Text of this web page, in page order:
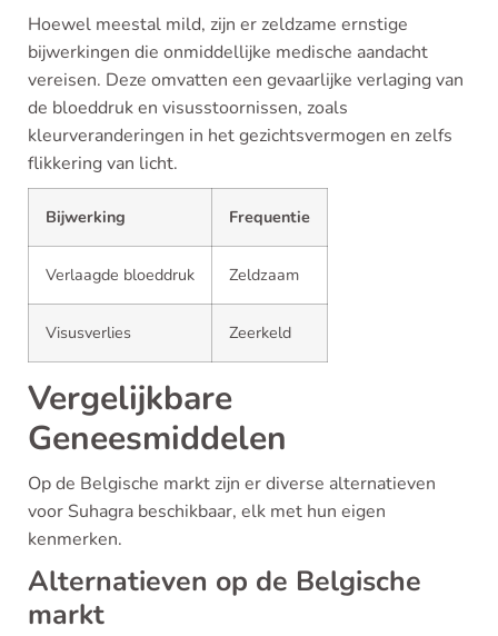
Hoewel meestal mild, zijn er zeldzame ernstige
bijwerkingen die onmiddellijke medische aandacht
vereisen. Deze omvatten een gevaarlijke verlaging van
de bloeddruk en visusstoornissen, zoals
kleurveranderingen in het gezichtsvermogen en zelfs
flikkering van licht.
Bijwerking Frequentie
Verlaagde bloeddruk Zeldzaam
Visusverlies Zeerkeld
Vergelijkbare
Geneesmiddelen
Op de Belgische markt zijn er diverse alternatieven
voor Suhagra beschikbaar, elk met hun eigen
kenmerken.
Alternatieven op de Belgische
markt